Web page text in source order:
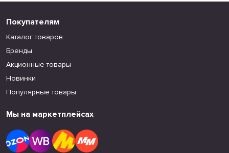
Покупателям
Каталог товаров
Бренды
Акционные товары
Новинки
Популярные товары
Мы на маркетплейсах